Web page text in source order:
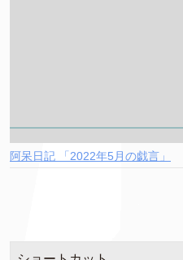
阿呆日記 「2022年5月の戯言」